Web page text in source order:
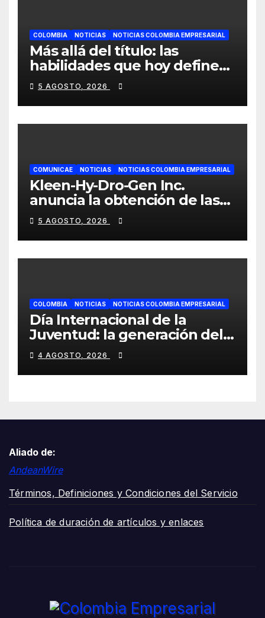
COLOMBIA NOTICIAS NOTICIAS COLOMBIA EMPRESARIAL
Más allá del título: las
habilidades que hoy definen
el éxito profesional en
Colombia
5 AGOSTO, 2026
COMUNICAE NOTICIAS NOTICIAS COLOMBIA EMPRESARIAL
Kleen-Hy-Dro-Gen Inc.
anuncia la obtención de las
certificaciones ISO 9001:2015
y TSSA
5 AGOSTO, 2026
COLOMBIA NOTICIAS NOTICIAS COLOMBIA EMPRESARIAL
Día Internacional de la
Juventud: la generación del
gran volumen, ¿por qué tus
oídos están envejeciendo
más rápido?
4 AGOSTO, 2026
Aliado de:
AndeanWire
Términos, Definiciones y Condiciones del Servicio
Política de duración de artículos y enlaces